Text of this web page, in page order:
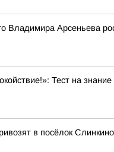
Владимира Арсеньева
Тест на знание
в посёлок